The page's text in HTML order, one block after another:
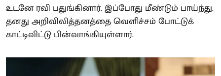
உடனே ரவி பதுங்கினார். இப்போது மீண்டும் பாய்ந்து.
தனது அறிவிலித்தனத்தை வெளிச்சம் போட்டுக்
காட்டிவிட்டு பின்வாங்கியுள்ளார்.